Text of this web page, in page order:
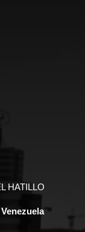
HATILLO